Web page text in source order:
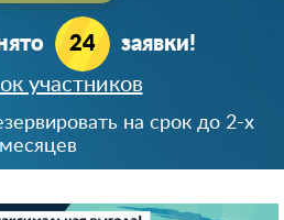
PREMIUM полотна при
от 20м2 !
скидку!